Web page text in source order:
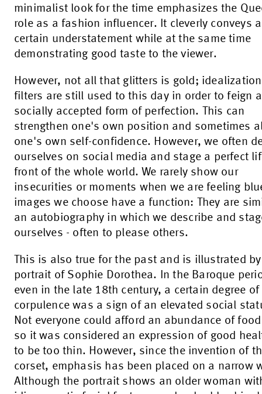
minimalist look for the time emphasizes the
role as a fashion influencer. It cleverly conveys a
certain understatement while at the same time
demonstrating good taste to the viewer.
However, not all that glitters is gold;
filters are still used to this day in order to feign a
socially accepted form of perfection. This can
strengthen one's own position and sometimes
one's own self-confidence. However, we often
ourselves on social media and stage a perfect
front of the whole world. We rarely show our
insecurities or moments when we are feeling
images we choose have a function: They are
an autobiography in which we describe and
ourselves - often to please others.
This is also true for the past and is illustrated
portrait of Sophie Dorothea. In the Baroque
even in the late 18th century, a certain degree of
corpulence was a sign of an elevated social
Not everyone could afford an abundance of
so it was considered an expression of good
to be too thin. However, since the invention of
corset, emphasis has been placed on a narrow
Although the portrait shows an older woman